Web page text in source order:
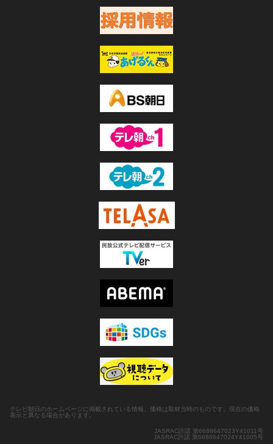
テレビ朝日のホームページに掲載されている情報、価格は取材当時のものです。現在の価格
表示と異なる場合があります。
JASRAC許諾 第6688647023Y41011号
JASRAC許諾 第6688647024Y41005号